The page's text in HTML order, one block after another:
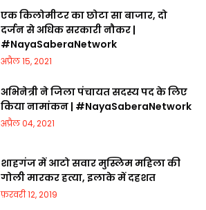
एक किलोमीटर का छोटा सा बाजार, दो
दर्जन से अधिक सरकारी नौकर |
#NayaSaberaNetwork
अप्रैल 15, 2021
अभिनेत्री ने जिला पंचायत सदस्य पद के लिए
किया नामांकन | #NayaSaberaNetwork
अप्रैल 04, 2021
शाहगंज में आटो सवार मुस्लिम महिला की
गोली मारकर हत्या, इलाके में दहशत
फ़रवरी 12, 2019